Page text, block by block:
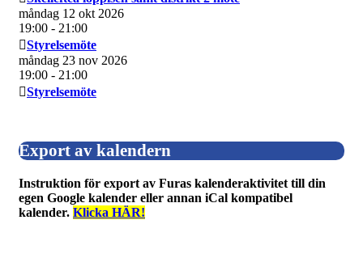
måndag 12 okt 2026
19:00 - 21:00
Styrelsemöte
måndag 23 nov 2026
19:00 - 21:00
Styrelsemöte
Export av kalendern
Instruktion för export av Furas kalenderaktivitet till din
egen Google kalender eller annan iCal kompatibel
kalender. Klicka HÄR!